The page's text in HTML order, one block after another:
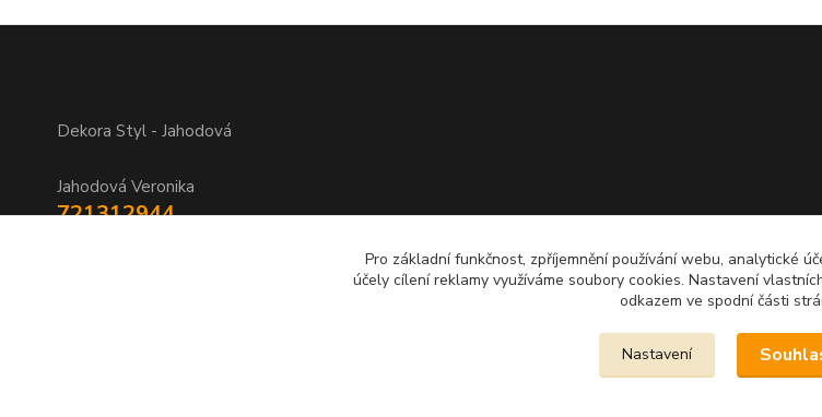
Dekora Styl - Jahodová
Jahodová Veronika
721312944
Pro základní funkčnost, zpříjemnění používání webu, analytické
účely cílení reklamy využíváme soubory cookies. Nastavení
odkazem ve spodní části
Nastavení